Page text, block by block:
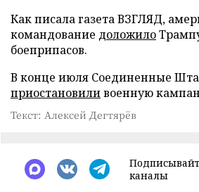
Как писала газета ВЗГЛЯД,
командование доложило
боеприпасов.
В конце июля Соединенные
приостановиливоенную
Текст: Алексей Дегтярёв
каналы